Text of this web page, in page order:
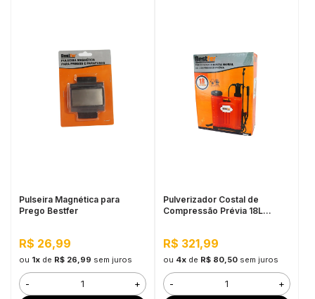
Pulseira Magnética para
Prego Bestfer
R$ 26,99
ou 1xde R$ 26,99 sem juros
- +
Pulverizador Costal de
Compressão Prévia 18L
R$ 321,99
ou 4xde R$ 80,50 sem juros
- +